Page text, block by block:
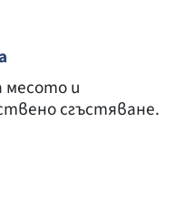
месото и
сгъстяване.